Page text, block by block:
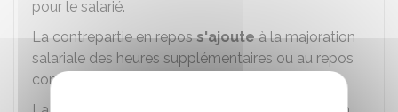
pour le salarié.
La contrepartie en reposs'ajouteà la majoration
salariale des heures supplémentaires ou au repos
compensateur.